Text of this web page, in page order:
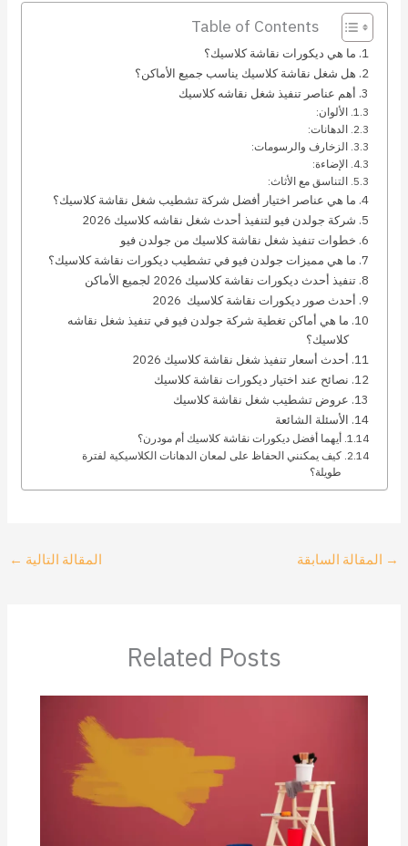
Table of Contents
ما هي ديكورات نقاشة كلاسيك؟
هل شغل نقاشة كلاسيك يناسب جميع الأماكن؟
أهم عناصر تنفيذ شغل نقاشه كلاسيك
الألوان:
الدهانات:
الزخارف والرسومات:
الإضاءة:
التناسق مع الأثاث:
ما هي عناصر اختيار أفضل شركة تشطيب شغل نقاشة كلاسيك؟
شركة جولدن فيو لتنفيذ أحدث شغل نقاشه كلاسيك 2026
خطوات تنفيذ شغل نقاشة كلاسيك من جولدن فيو
ما هي مميزات جولدن فيو في تشطيب ديكورات نقاشة كلاسيك؟
تنفيذ أحدث ديكورات نقاشة كلاسيك 2026 لجميع الأماكن
أحدث صور ديكورات نقاشة كلاسيك 2026
ما هي أماكن تغطية شركة جولدن فيو في تنفيذ شغل نقاشه
كلاسيك؟
أحدث أسعار تنفيذ شغل نقاشة كلاسيك 2026
نصائح عند اختيار ديكورات نقاشة كلاسيك
عروض تشطيب شغل نقاشة كلاسيك
الأسئلة الشائعة
أيهما أفضل ديكورات نقاشة كلاسيك أم مودرن؟
كيف يمكنني الحفاظ على لمعان الدهانات الكلاسيكية لفترة
طويلة؟
→ المقالة السابقة المقالة التالية ←
Related Posts